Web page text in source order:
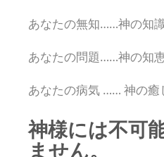
あなたの無知……神の知
あなたの問題……神の知
あなたの病気 …… 神の癒
神様には不可
ません。